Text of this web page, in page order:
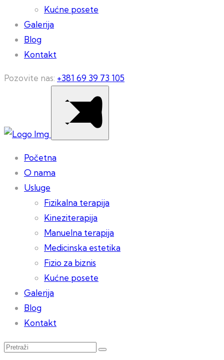
Kućne posete
Galerija
Blog
Kontakt
Pozovite nas: +381 69 39 73 105
Početna
O nama
Usluge
Fizikalna terapija
Kineziterapija
Manuelna terapija
Medicinska estetika
Fizio za biznis
Kućne posete
Galerija
Blog
Kontakt